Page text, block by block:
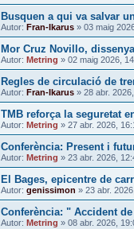
Busquen a qui va salvar
Autor: Fran-Ikarus » 03 maig
Mor Cruz Novillo,
Autor: Metring » 02 maig 2026,
Regles de circulació de
Autor: Fran-Ikarus » 28 abr.
TMB reforça la seguretat
Autor: Metring » 27 abr. 2026,
Conferència: Present i
Autor: Metring » 23 abr. 2026,
El Bages, epicentre de
Autor: genissimon » 23 abr.
Conferència: " Accident
Autor: Metring » 08 abr. 2026,